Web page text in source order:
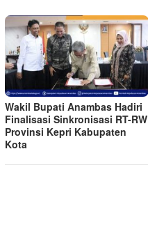
Wakil Bupati Anambas Hadiri
Finalisasi Sinkronisasi RT-RW
Provinsi Kepri Kabupaten
Kota